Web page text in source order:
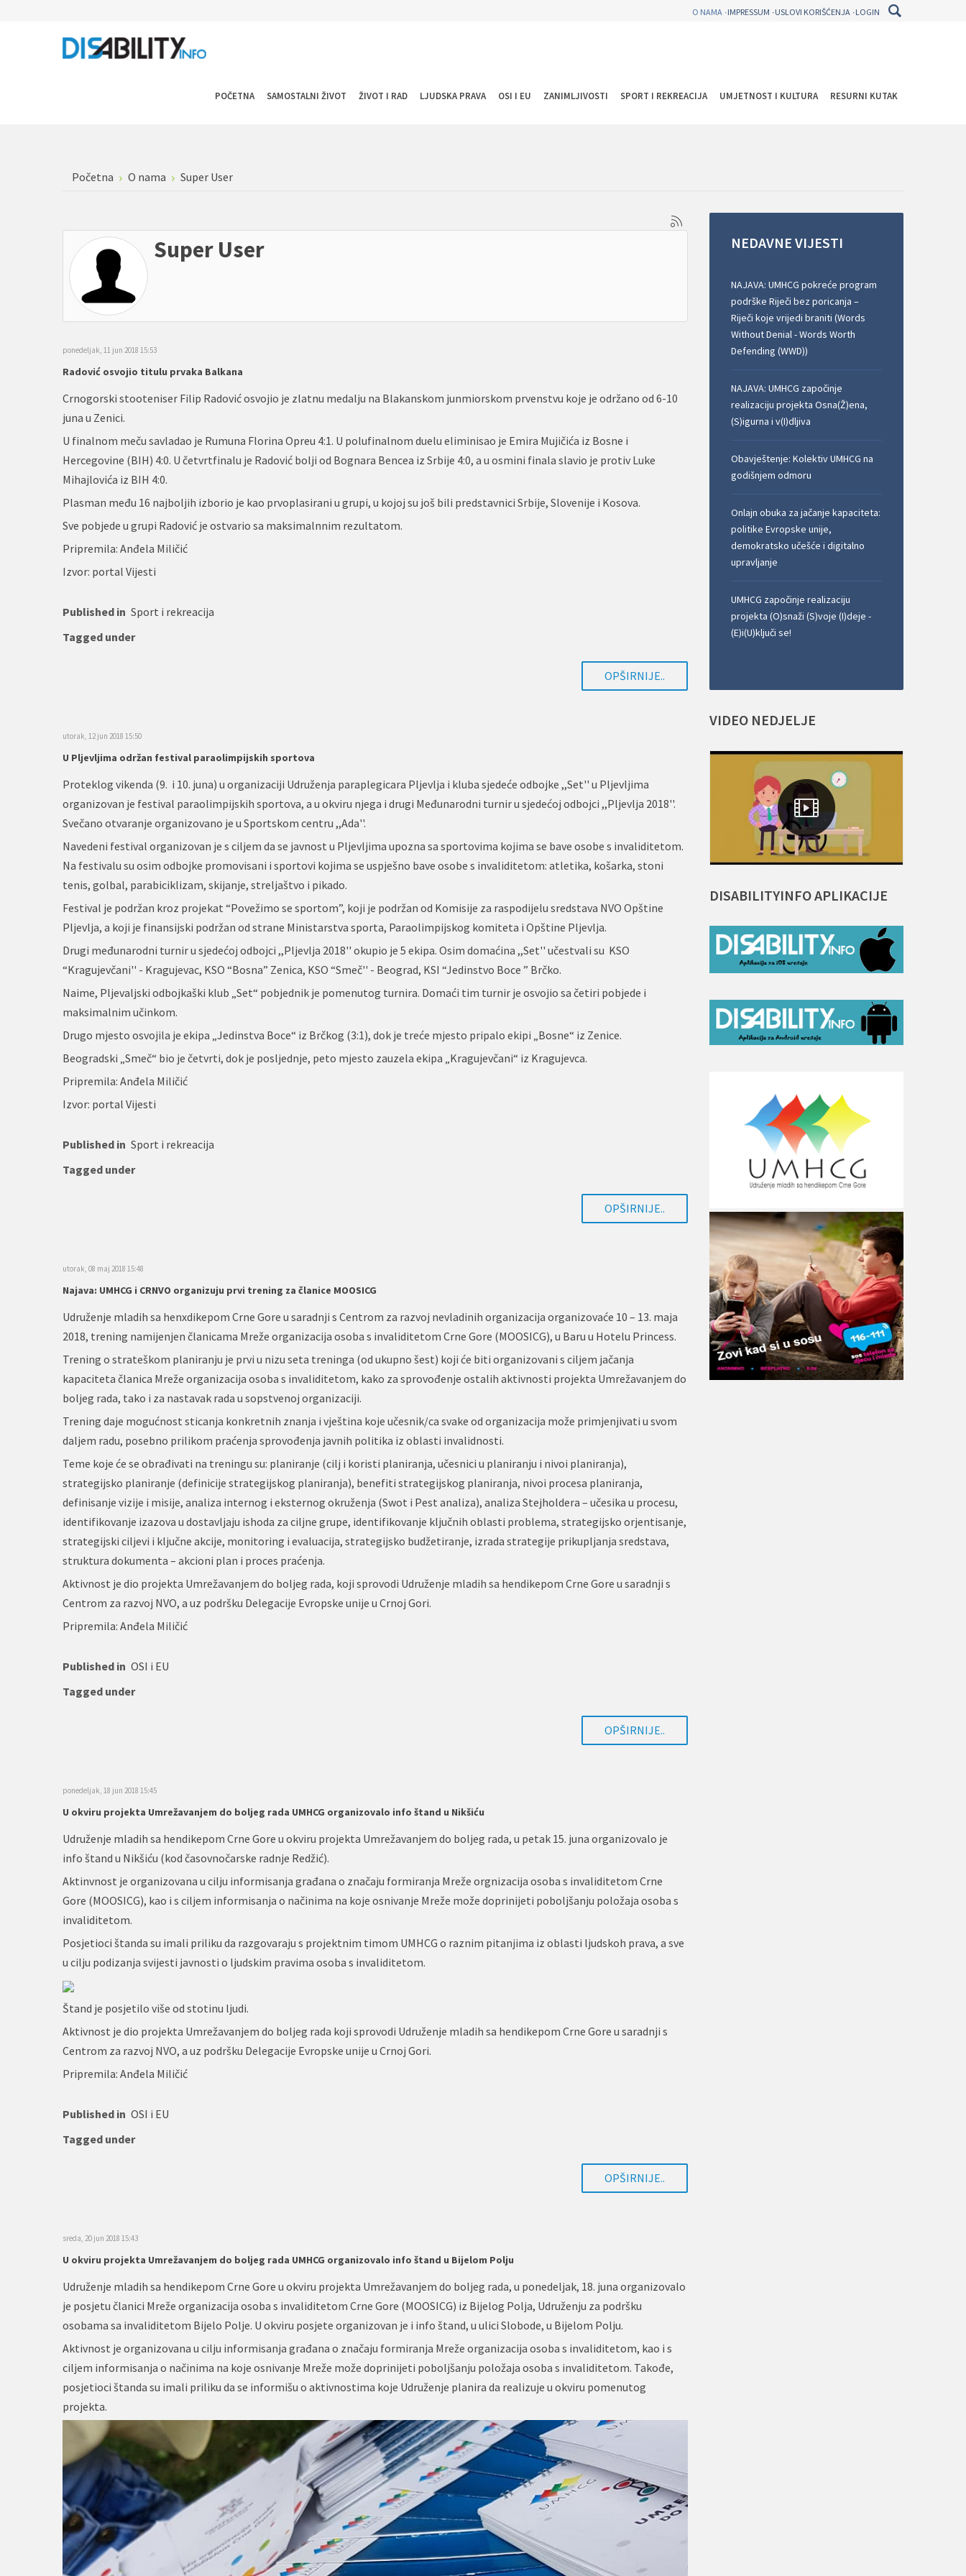
O NAMA IMPRESSUM USLOVI KORIŠĆENJA LOGIN
POČETNA SAMOSTALNI ŽIVOT ŽIVOT I RAD LJUDSKA PRAVA OSI I EU ZANIMLJIVOSTI SPORT I REKREACIJA UMJETNOST I KULTURA RESURNI KUTAK
Početna O nama Super User
Super User
ponedeljak, 11 jun 2018 15:53
Radović osvojio titulu prvaka Balkana
Crnogorski stooteniser Filip Radović osvojio je zlatnu medalju na Blakanskom junmiorskom prvenstvu koje je održano od 6-10
juna u Zenici.
U finalnom meču savladao je Rumuna Florina Opreu 4:1. U polufinalnom duelu eliminisao je Emira Mujičića iz Bosne i
Hercegovine (BIH) 4:0. U četvrtfinalu je Radović bolji od Bognara Bencea iz Srbije 4:0, a u osmini finala slavio je protiv Luke
Mihajlovića iz BIH 4:0.
Plasman među 16 najboljih izborio je kao prvoplasirani u grupi, u kojoj su još bili predstavnici Srbije, Slovenije i Kosova.
Sve pobjede u grupi Radović je ostvario sa maksimalnnim rezultatom.
Pripremila: Anđela Miličić
Izvor: portal Vijesti
Published in Sport i rekreacija
Tagged under
OPŠIRNIJE..
utorak, 12 jun 2018 15:50
U Pljevljima održan festival paraolimpijskih sportova
Proteklog vikenda (9. i 10. juna) u organizaciji Udruženja paraplegicara Pljevlja i kluba sjedeće odbojke ,,Set'' u Pljevljima
organizovan je festival paraolimpijskih sportova, a u okviru njega i drugi Međunarodni turnir u sjedećoj odbojci ,,Pljevlja 2018''.
Svečano otvaranje organizovano je u Sportskom centru ,,Ada''.
Navedeni festival organizovan je s ciljem da se javnost u Pljevljima upozna sa sportovima kojima se bave osobe s invaliditetom.
Na festivalu su osim odbojke promovisani i sportovi kojima se uspješno bave osobe s invaliditetom: atletika, košarka, stoni
tenis, golbal, parabiciklizam, skijanje, streljaštvo i pikado.
Festival je podržan kroz projekat “Povežimo se sportom”, koji je podržan od Komisije za raspodijelu sredstava NVO Opštine
Pljevlja, a koji je finansijski podržan od strane Ministarstva sporta, Paraolimpijskog komiteta i Opštine Pljevlja.
Drugi međunarodni turnir u sjedećoj odbojci ,,Pljevlja 2018'' okupio je 5 ekipa. Osim domaćina ,,Set'' učestvali su KSO
“Kragujevčani'' - Kragujevac, KSO “Bosna” Zenica, KSO “Smeč'' - Beograd, KSI “Jedinstvo Boce ” Brčko.
Naime, Pljevaljski odbojkaški klub „Set“ pobjednik je pomenutog turnira. Domaći tim turnir je osvojio sa četiri pobjede i
maksimalnim učinkom.
Drugo mjesto osvojila je ekipa „Jedinstva Boce“ iz Brčkog (3:1), dok je treće mjesto pripalo ekipi „Bosne“ iz Zenice.
Beogradski „Smeč“ bio je četvrti, dok je posljednje, peto mjesto zauzela ekipa „Kragujevčani“ iz Kragujevca.
Pripremila: Anđela Miličić
Izvor: portal Vijesti
Published in Sport i rekreacija
Tagged under
OPŠIRNIJE..
utorak, 08 maj 2018 15:48
Najava: UMHCG i CRNVO organizuju prvi trening za članice MOOSICG
Udruženje mladih sa henxdikepom Crne Gore u saradnji s Centrom za razvoj nevladinih organizacija organizovaće 10 – 13. maja
2018, trening namijenjen članicama Mreže organizacija osoba s invaliditetom Crne Gore (MOOSICG), u Baru u Hotelu Princess.
Trening o strateškom planiranju je prvi u nizu seta treninga (od ukupno šest) koji će biti organizovani s ciljem jačanja
kapaciteta članica Mreže organizacija osoba s invaliditetom, kako za sprovođenje ostalih aktivnosti projekta Umrežavanjem do
boljeg rada, tako i za nastavak rada u sopstvenoj organizaciji.
Trening daje mogućnost sticanja konkretnih znanja i vještina koje učesnik/ca svake od organizacija može primjenjivati u svom
daljem radu, posebno prilikom praćenja sprovođenja javnih politika iz oblasti invalidnosti.
Teme koje će se obrađivati na treningu su: planiranje (cilj i koristi planiranja, učesnici u planiranju i nivoi planiranja),
strategijsko planiranje (definicije strategijskog planiranja), benefiti strategijskog planiranja, nivoi procesa planiranja,
definisanje vizije i misije, analiza internog i eksternog okruženja (Swot i Pest analiza), analiza Stejholdera – učesika u procesu,
identifikovanje izazova u dostavljaju ishoda za ciljne grupe, identifikovanje ključnih oblasti problema, strategijsko orjentisanje,
strategijski ciljevi i ključne akcije, monitoring i evaluacija, strategijsko budžetiranje, izrada strategije prikupljanja sredstava,
struktura dokumenta – akcioni plan i proces praćenja.
Aktivnost je dio projekta Umrežavanjem do boljeg rada, koji sprovodi Udruženje mladih sa hendikepom Crne Gore u saradnji s
Centrom za razvoj NVO, a uz podršku Delegacije Evropske unije u Crnoj Gori.
Pripremila: Anđela Miličić
Published in OSI i EU
Tagged under
OPŠIRNIJE..
ponedeljak, 18 jun 2018 15:45
U okviru projekta Umrežavanjem do boljeg rada UMHCG organizovalo info štand u Nikšiću
Udruženje mladih sa hendikepom Crne Gore u okviru projekta Umrežavanjem do boljeg rada, u petak 15. juna organizovalo je
info štand u Nikšiću (kod časovnočarske radnje Redžić).
Aktinvnost je organizovana u cilju informisanja građana o značaju formiranja Mreže orgnizacija osoba s invaliditetom Crne
Gore (MOOSICG), kao i s ciljem informisanja o načinima na koje osnivanje Mreže može doprinijeti poboljšanju položaja osoba s
invaliditetom.
Posjetioci štanda su imali priliku da razgovaraju s projektnim timom UMHCG o raznim pitanjima iz oblasti ljudskoh prava, a sve
u cilju podizanja svijesti javnosti o ljudskim pravima osoba s invaliditetom.
Štand je posjetilo više od stotinu ljudi.
Aktivnost je dio projekta Umrežavanjem do boljeg rada koji sprovodi Udruženje mladih sa hendikepom Crne Gore u saradnji s
Centrom za razvoj NVO, a uz podršku Delegacije Evropske unije u Crnoj Gori.
Pripremila: Anđela Miličić
Published in OSI i EU
Tagged under
OPŠIRNIJE..
sreda, 20 jun 2018 15:43
U okviru projekta Umrežavanjem do boljeg rada UMHCG organizovalo info štand u Bijelom Polju
Udruženje mladih sa hendikepom Crne Gore u okviru projekta Umrežavanjem do boljeg rada, u ponedeljak, 18. juna organizovalo
je posjetu članici Mreže organizacija osoba s invaliditetom Crne Gore (MOOSICG) iz Bijelog Polja, Udruženju za podršku
osobama sa invaliditetom Bijelo Polje. U okviru posjete organizovan je i info štand, u ulici Slobode, u Bijelom Polju.
Aktivnost je organizovana u cilju informisanja građana o značaju formiranja Mreže organizacija osoba s invaliditetom, kao i s
ciljem informisanja o načinima na koje osnivanje Mreže može doprinijeti poboljšanju položaja osoba s invaliditetom. Takođe,
posjetioci štanda su imali priliku da se informišu o aktivnostima koje Udruženje planira da realizuje u okviru pomenutog
projekta.
NEDAVNE VIJESTI
NAJAVA: UMHCG pokreće program
podrške Riječi bez poricanja –
Riječi koje vrijedi braniti (Words
Without Denial - Words Worth
Defending (WWD))
NAJAVA: UMHCG započinje
realizaciju projekta Osna(Ž)ena,
(S)igurna i v(I)dljiva
Obavještenje: Kolektiv UMHCG na
godišnjem odmoru
Onlajn obuka za jačanje kapaciteta:
politike Evropske unije,
demokratsko učešće i digitalno
upravljanje
UMHCG započinje realizaciju
projekta (O)snaži (S)voje (I)deje -
(E)i(U)ključi se!
VIDEO NEDJELJE
DISABILITYINFOAPLIKACIJE